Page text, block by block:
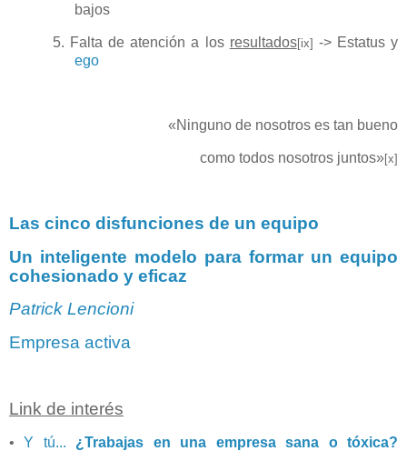
bajos
5. Falta de atención a los resultados[ix] -> Estatus y
ego
«Ninguno de nosotros es tan bueno
como todos nosotros juntos»[x]
Las cinco disfunciones de un equipo
Un inteligente modelo para formar un equipo
cohesionado y eficaz
Patrick Lencioni
Empresa activa
Link de interés
•Y tú... ¿Trabajas en una empresa sana o tóxica?